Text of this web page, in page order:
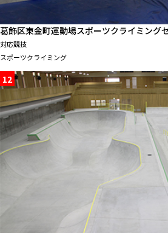
葛飾区東金町運動場スポーツクライミング
対応競技
スポーツクライミング
12